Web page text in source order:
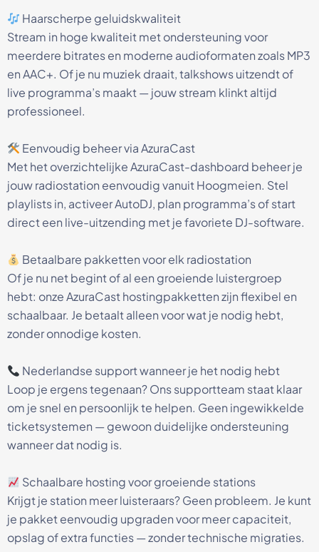
Haarscherpe geluidskwaliteit
Stream in hoge kwaliteit met ondersteuning voor
meerdere bitrates en moderne audioformaten zoals MP3
en AAC+. Of je nu muziek draait, talkshows uitzendt of
live programma’s maakt — jouw stream klinkt altijd
professioneel.
Eenvoudig beheer via AzuraCast
Met het overzichtelijke AzuraCast-dashboard beheer je
jouw radiostation eenvoudig vanuit Hoogmeien. Stel
playlists in, activeer AutoDJ, plan programma’s of start
direct een live-uitzending met je favoriete DJ-software.
Betaalbare pakketten voor elk radiostation
Of je nu net begint of al een groeiende luistergroep
hebt: onze AzuraCast hostingpakketten zijn flexibel en
schaalbaar. Je betaalt alleen voor wat je nodig hebt,
zonder onnodige kosten.
Nederlandse support wanneer je het nodig hebt
Loop je ergens tegenaan? Ons supportteam staat klaar
om je snel en persoonlijk te helpen. Geen ingewikkelde
ticketsystemen — gewoon duidelijke ondersteuning
wanneer dat nodig is.
Schaalbare hosting voor groeiende stations
Krijgt je station meer luisteraars? Geen probleem. Je kunt
je pakket eenvoudig upgraden voor meer capaciteit,
opslag of extra functies — zonder technische migraties.